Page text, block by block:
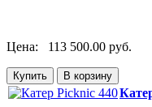
Цена: 113 500.00 руб.